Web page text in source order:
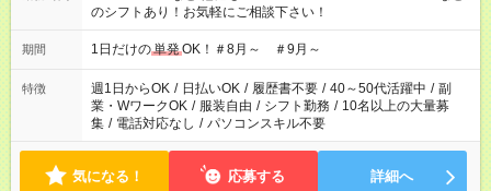
のシフトあり！お気軽にご相談下さい！
期間 1日だけの単発OK！＃8月～ ＃9月～
特徴 週1日からOK / 日払いOK / 履歴書不要 / 40～50代活躍中 / 副
業・WワークOK / 服装自由 / シフト勤務 / 10名以上の大量募
集 / 電話対応なし / パソコンスキル不要
気になる！ 応募する 詳細へ